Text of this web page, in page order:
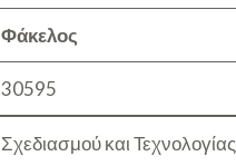
Φάκελος
30595
Σχεδιασμού και Τεχνολογίας